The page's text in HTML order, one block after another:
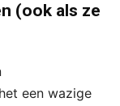
(ook als ze
een wazige